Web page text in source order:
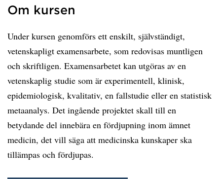
Om kursen
Under kursen genomförs ett enskilt, självständigt,
vetenskapligt examensarbete, som redovisas muntligen
och skriftligen. Examensarbetet kan utgöras av en
vetenskaplig studie som är experimentell, klinisk,
epidemiologisk, kvalitativ, en fallstudie eller en statistisk
metaanalys. Det ingående projektet skall till en
betydande del innebära en fördjupning inom ämnet
medicin, det vill säga att medicinska kunskaper ska
tillämpas och fördjupas.